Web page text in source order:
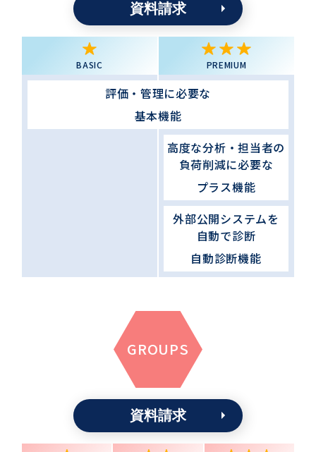
資料請求
BASIC PREMIUM
評価・管理に必要な
基本機能
高度な分析・担当者の
負荷削減に必要な
プラス機能
外部公開システムを
自動で診断
自動診断機能
GROUPS
資料請求